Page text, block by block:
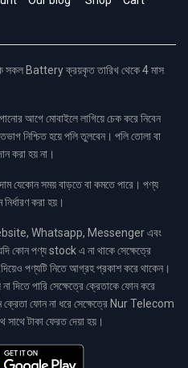
Battery ক্রয়কৃত তারিখ থেকে 4 মাস
আগে মোবাইলে লাগিয়ে চেক করে নিবেন
নিশ্চিত হয়ে পলি তুলবেন। পলি তোলা বা
করা হয় না।
যেকোন সময় বাড়তে বা কমতে পারে। পণ্য
করা হয়।
Website, Whatsapp, Messenger এবং
কোন পণ্য stock এ না থাকে সেক্ষেত্রে
পণ্যটি নিতে আগ্রহ প্রকাশ করে থাকেন।
দিতে পারি সেক্ষেত্রে ক্রেতাকে ফোন করে
ক্রেতা ফোন না ধরে সেক্ষেত্রে Nur Telecom
সাথে টাকা ফেরত দেয়া হয়।